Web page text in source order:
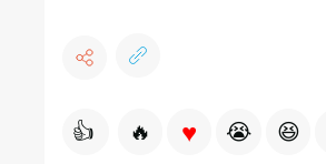
👍 🔥 ♥ 😭 😆